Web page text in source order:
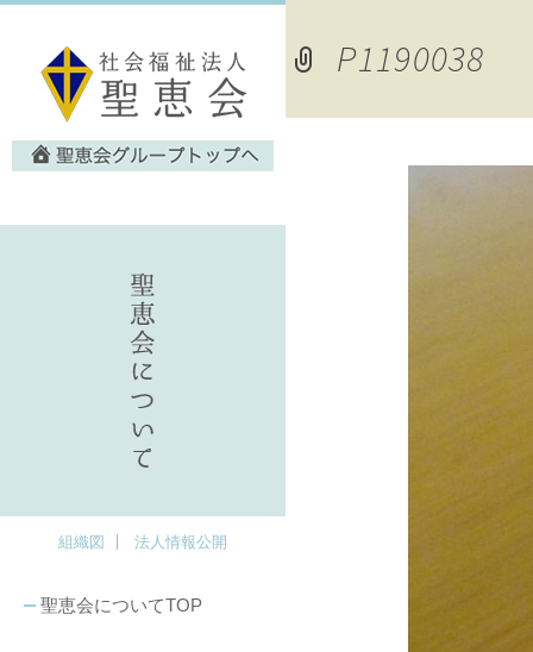
組織図 法人情報公開
聖恵会についてTOP
P1190038